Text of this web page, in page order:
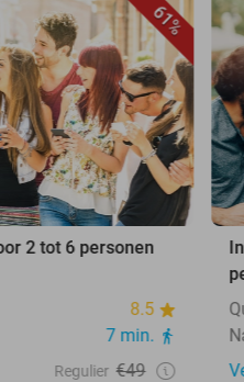
61%
2 tot 6 personen
8.5
7 min.
Regulier €49